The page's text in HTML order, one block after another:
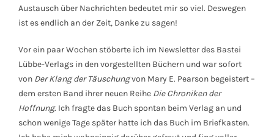
Austausch über Nachrichten bedeutet mir so viel. Deswegen
ist es endlich an der Zeit, Danke zu sagen!
Vor ein paar Wochen stöberte ich im Newsletter des Bastei
Lübbe-Verlags in den vorgestellten Büchern und war sofort
von Der Klang der Täuschungvon Mary E. Pearson begeistert –
dem ersten Band ihrer neuen Reihe Die Chroniken der
Hoffnung. Ich fragte das Buch spontan beim Verlag an und
schon wenige Tage später hatte ich das Buch im Briefkasten.